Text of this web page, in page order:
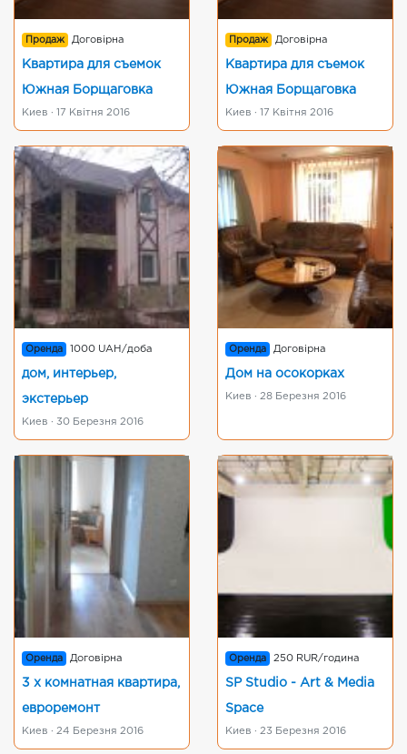
Продаж Договірна
Квартира для съемок
Южная Борщаговка
Киев · 17 Квітня 2016
Продаж Договірна
Квартира для съемок
Южная Борщаговка
Киев · 17 Квітня 2016
Оренда 1000 UAH/доба
дом, интерьер,
экстерьер
Киев · 30 Березня 2016
Оренда Договірна
Дом на осокорках
Киев · 28 Березня 2016
Оренда Договірна
3 х комнатная квартира,
евроремонт
Киев · 24 Березня 2016
Оренда 250 RUR/година
SP Studio - Art & Media
Space
Киев · 23 Березня 2016